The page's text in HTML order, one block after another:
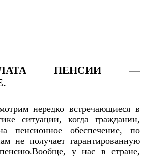
ПЕНСИИ —
нередко встречающиеся в
ситуации, когда гражданин,
пенсионное обеспечение, по
не получает гарантированную
пенсию.Вообще, у нас в стране,